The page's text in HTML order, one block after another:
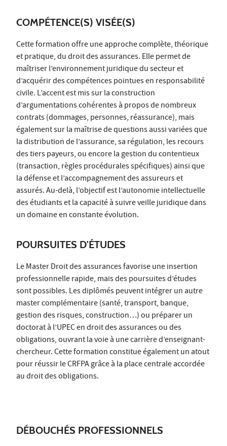
COMPÉTENCE(S) VISÉE(S)
Cette formation offre une approche complète, théorique
et pratique, du droit des assurances. Elle permet de
maîtriser l’environnement juridique du secteur et
d’acquérir des compétences pointues en responsabilité
civile. L’accent est mis sur la construction
d’argumentations cohérentes à propos de nombreux
contrats (dommages, personnes, réassurance), mais
également sur la maîtrise de questions aussi variées que
la distribution de l’assurance, sa régulation, les recours
des tiers payeurs, ou encore la gestion du contentieux
(transaction, règles procédurales spécifiques) ainsi que
la défense et l’accompagnement des assureurs et
assurés. Au-delà, l’objectif est l’autonomie intellectuelle
des étudiants et la capacité à suivre veille juridique dans
un domaine en constante évolution.
POURSUITES D'ÉTUDES
Le Master Droit des assurances favorise une insertion
professionnelle rapide, mais des poursuites d’études
sont possibles. Les diplômés peuvent intégrer un autre
master complémentaire (santé, transport, banque,
gestion des risques, construction…) ou préparer un
doctorat à l’UPEC en droit des assurances ou des
obligations, ouvrant la voie à une carrière d’enseignant-
chercheur. Cette formation constitue également un atout
pour réussir le CRFPA grâce à la place centrale accordée
au droit des obligations.
DÉBOUCHÉS PROFESSIONNELS